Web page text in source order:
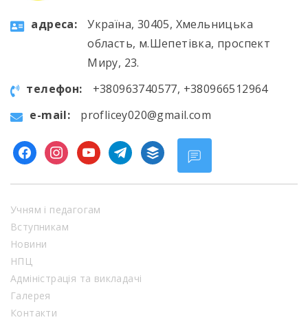
aдресa:
Україна, 30405, Хмельницька
область, м.Шепетівка, проспект
Миру, 23.
телефон:
+380963740577, +380966512964
e-mail:
proflicey020@gmail.com
facebookinstagramyoutubetelegram
buffer
Учням і педагогам
Вступникам
Новини
НПЦ
Адміністрація та викладачі
Галерея
Контакти